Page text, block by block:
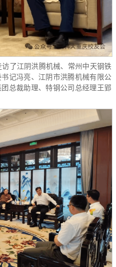
了江阴洪腾机械、常州中天钢铁
记冯亮、江阴市洪腾机械有限公
总裁助理、特钢公司总经理王郢